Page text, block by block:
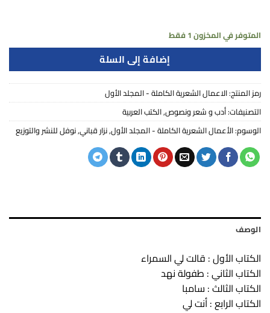
المتوفر في المخزون 1 فقط
إضافة إلى السلة
رمز المنتج:الاعمال الشعرية الكاملة - المجلد الأول
التصنيفات:أدب و شعر ونصوص,الكتب العربية
الوسوم:الأعمال الشعرية الكاملة - المجلد الأول,نزار قباني,نوفل للنشر والتوزيع
الوصف
الكتاب الأول : قالت لي السمراء
الكتاب الثاني : طفولة نهد
الكتاب الثالث : سامبا
الكتاب الرابع : أنت لي